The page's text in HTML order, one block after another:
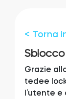
< Torna
Grazie
tedee
l’utente